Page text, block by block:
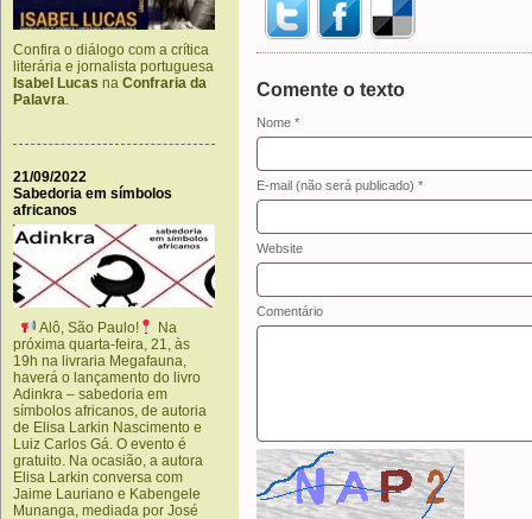
Confira o diálogo com a crítica
literária e jornalista portuguesa
Isabel Lucas na Confraria da
Palavra.
21/09/2022
Sabedoria em símbolos
africanos
Alô, São Paulo!
Na
próxima quarta-feira, 21, às
19h na livraria Megafauna,
haverá o lançamento do livro
Adinkra – sabedoria em
símbolos africanos, de autoria
de Elisa Larkin Nascimento e
Luiz Carlos Gá. O evento é
gratuito. Na ocasião, a autora
Elisa Larkin conversa com
Jaime Lauriano e Kabengele
Munanga, mediada por José
Comente o texto
Nome *
E-mail (não será publicado) *
Website
Comentário